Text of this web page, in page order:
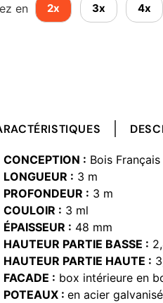
en 2x 3x 4x
CONCEPTION : Bois
LONGUEUR : 3 m
PROFONDEUR : 3 m
COULOIR : 3 ml
ÉPAISSEUR : 48 mm
HAUTEUR PARTIE BASSE :
HAUTEUR PARTIE HAUTE :
FACADE : box intérieure en
POTEAUX : en acier